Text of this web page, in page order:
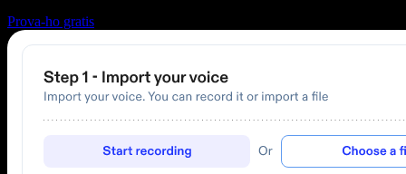
Prova-ho gratis